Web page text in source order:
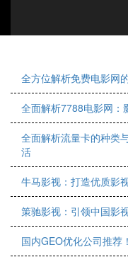
全方位解析免费电影网
全面解析7788电影网：
全面解析流量卡的种类
活
牛马影视：打造优质影
策驰影视：引领中国影
国内GEO优化公司推荐！